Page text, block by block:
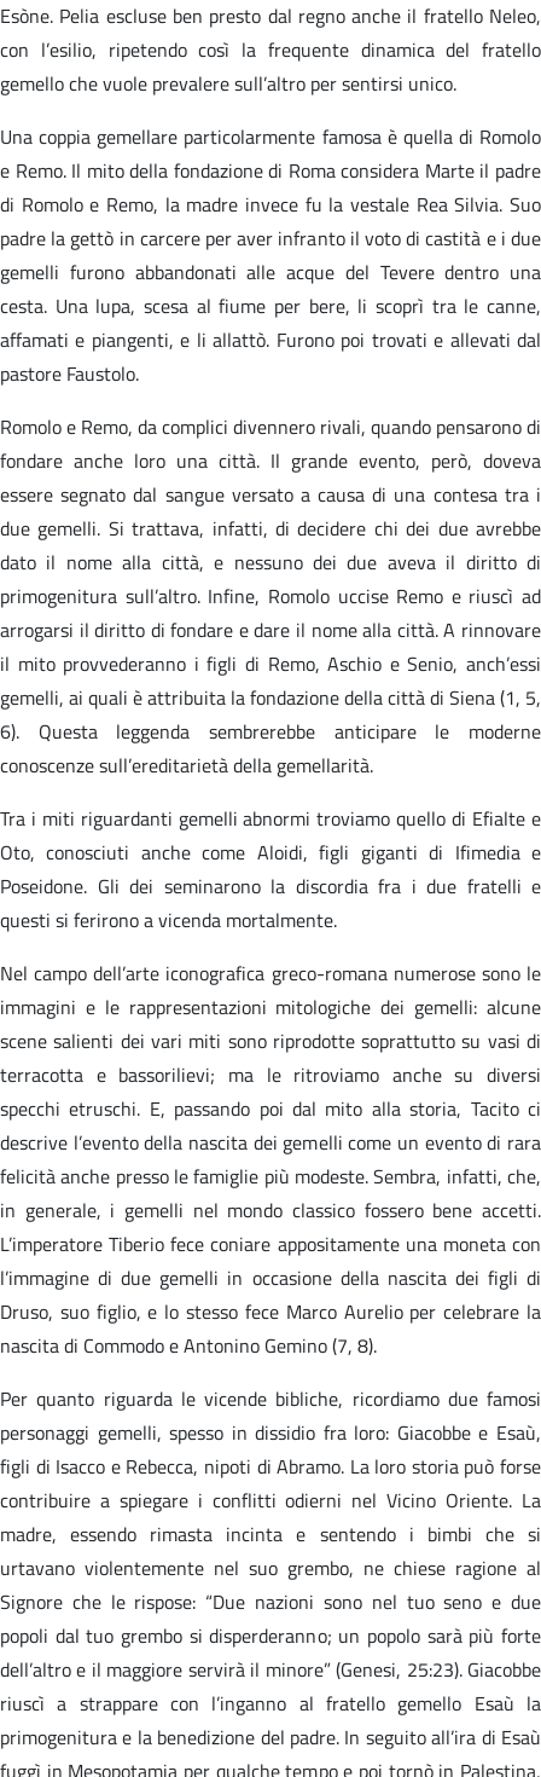
Esòne. Pelia escluse ben presto dal regno anche il fratello Neleo,
con l’esilio, ripetendo così la frequente dinamica del fratello
gemello che vuole prevalere sull’altro per sentirsi unico.
Una coppia gemellare particolarmente famosa è quella di Romolo
e Remo. Il mito della fondazione di Roma considera Marte il padre
di Romolo e Remo, la madre invece fu la vestale Rea Silvia. Suo
padre la gettò in carcere per aver infranto il voto di castità e i due
gemelli furono abbandonati alle acque del Tevere dentro una
cesta. Una lupa, scesa al fiume per bere, li scoprì tra le canne,
affamati e piangenti, e li allattò. Furono poi trovati e allevati dal
pastore Faustolo.
Romolo e Remo, da complici divennero rivali, quando pensarono di
fondare anche loro una città. Il grande evento, però, doveva
essere segnato dal sangue versato a causa di una contesa tra i
due gemelli. Si trattava, infatti, di decidere chi dei due avrebbe
dato il nome alla città, e nessuno dei due aveva il diritto di
primogenitura sull’altro. Infine, Romolo uccise Remo e riuscì ad
arrogarsi il diritto di fondare e dare il nome alla città. A rinnovare
il mito provvederanno i figli di Remo, Aschio e Senio, anch’essi
gemelli, ai quali è attribuita la fondazione della città di Siena (1, 5,
6). Questa leggenda sembrerebbe anticipare le moderne
conoscenze sull’ereditarietà della gemellarità.
Tra i miti riguardanti gemelli abnormi troviamo quello di Efialte e
Oto, conosciuti anche come Aloidi, figli giganti di Ifimedia e
Poseidone. Gli dei seminarono la discordia fra i due fratelli e
questi si ferirono a vicenda mortalmente.
Nel campo dell’arte iconografica greco-romana numerose sono le
immagini e le rappresentazioni mitologiche dei gemelli: alcune
scene salienti dei vari miti sono riprodotte soprattutto su vasi di
terracotta e bassorilievi; ma le ritroviamo anche su diversi
specchi etruschi. E, passando poi dal mito alla storia, Tacito ci
descrive l’evento della nascita dei gemelli come un evento di rara
felicità anche presso le famiglie più modeste. Sembra, infatti, che,
in generale, i gemelli nel mondo classico fossero bene accetti.
L’imperatore Tiberio fece coniare appositamente una moneta con
l’immagine di due gemelli in occasione della nascita dei figli di
Druso, suo figlio, e lo stesso fece Marco Aurelio per celebrare la
nascita di Commodo e Antonino Gemino (7, 8).
Per quanto riguarda le vicende bibliche, ricordiamo due famosi
personaggi gemelli, spesso in dissidio fra loro: Giacobbe e Esaù,
figli di Isacco e Rebecca, nipoti di Abramo. La loro storia può forse
contribuire a spiegare i conflitti odierni nel Vicino Oriente. La
madre, essendo rimasta incinta e sentendo i bimbi che si
urtavano violentemente nel suo grembo, ne chiese ragione al
Signore che le rispose: “Due nazioni sono nel tuo seno e due
popoli dal tuo grembo si disperderanno; un popolo sarà più forte
dell’altro e il maggiore servirà il minore” (Genesi, 25:23). Giacobbe
riuscì a strappare con l’inganno al fratello gemello Esaù la
primogenitura e la benedizione del padre. In seguito all’ira di Esaù
fuggì in Mesopotamia per qualche tempo e poi tornò in Palestina,